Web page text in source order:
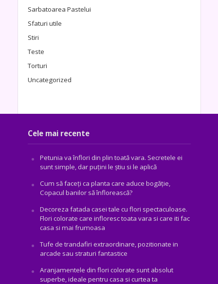
Sarbatoarea Pastelui
Sfaturi utile
Stiri
Teste
Torturi
Uncategorized
Cele mai recente
Petunia va înflori din plin toată vara. Secretele ei
sunt simple, dar puțini le știu si le aplică
Cum să faceți ca planta care aduce bogăţie,
Copacul banilor să înflorească?
Decoreza fatada casei tale cu flori spectaculoase.
Flori colorate care infloresc toata vara si care iti fac
casa si mai frumoasa
Tufe de trandafiri extraordinare, pozitionate in
arcade sau straturi fantastice
Aranjamentele din flori colorate sunt absolut
superbe, ideale pentru casa si curtea ta